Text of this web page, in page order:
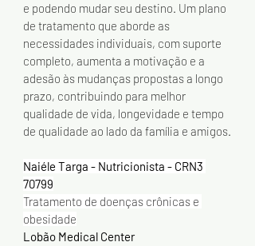
e podendo mudar seu destino. Um plano
de tratamento que aborde as
necessidades individuais, com suporte
completo, aumenta a motivação e a
adesão às mudanças propostas a longo
prazo, contribuindo para melhor
qualidade de vida, longevidade e tempo
de qualidade ao lado da família e amigos.
Naiéle Targa - Nutricionista - CRN3
70799
Tratamento de doenças crônicas e
obesidade
Lobão Medical Center